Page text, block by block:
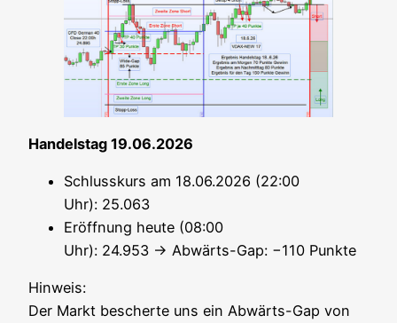
Han­dels­tag 19.06.2026
Schluss­kurs am 18.06.2026 (22:00
Uhr): 25.063
Eröff­nung heu­te (08:00
Uhr): 24.953 → Abwärts-Gap: −110 Punkte
Hin­weis:
Der Markt bescher­te uns ein Abwärts-Gap von